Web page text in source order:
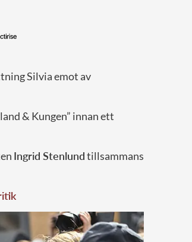
Silvia emot av
& Kungen” innan ett
Ingrid Stenlundtillsammans